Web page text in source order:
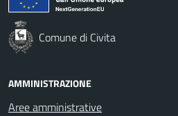
Comune di Civita
AMMINISTRAZIONE
Aree amministrative